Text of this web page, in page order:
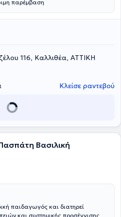
παρέμβαση
116, Καλλιθέα, ΑΤΤΙΚΗ
Κλείσε ραντεβού
Βασιλική
παιδαγωγός και διατηρεί
και συστημικής προσέγγισης